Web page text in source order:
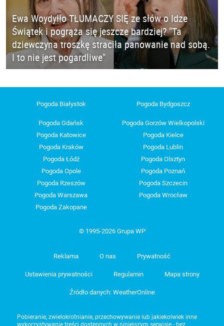
Ewa Woydyłło TŁUMACZY SIĘ ze słów o Idze
Świątek i pogrąża się jeszcze bardziej? "Ta
dziewczyna troszkę straciła panowanie nad sobą.
I to nie jest pogardliwe"
Pogoda Białystok Pogoda Bydgoszcz
Pogoda Gdańsk
Pogoda Gorzów Wielkopolski
Pogoda Katowice
Pogoda Kielce
Pogoda Kraków
Pogoda Lublin
Pogoda Łódź
Pogoda Olsztyn
Pogoda Opole
Pogoda Poznań
Pogoda Rzeszów
Pogoda Szczecin
Pogoda Warszawa
Pogoda Wrocław
Pogoda Zakopane
© 1995-2026 Grupa WP
Reklama O nas Prywatność
Ustawienia prywatności Regulamin Mapa strony
Źródło danych: WeatherOnline
Pobieranie, zwielokrotnianie, przechowywanie lub jakiekolwiek inne
wykorzystywanie treści dostępnych w niniejszym serwisie - bez